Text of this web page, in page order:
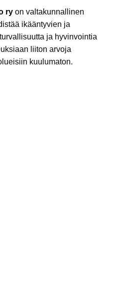
ry on valtakunnallinen
ikääntyvien ja
ja hyvinvointia
liiton arvoja
kuulumaton.